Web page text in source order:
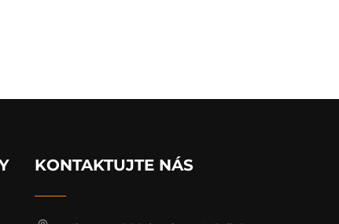
KONTAKTUJTE NÁS